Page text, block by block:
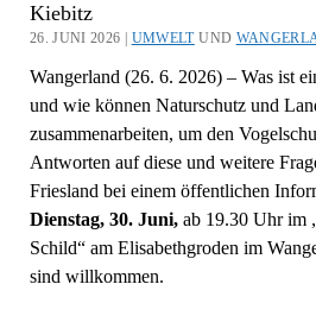
Kiebitz
26. JUNI 2026 | UMWELTUND
Wangerland (26. 6. 2026) – Was ist
und wie können Naturschutz und
zusammenarbeiten, um den
Antworten auf diese und weitere
Friesland bei einem öffentlichen
Dienstag, 30. Juni,ab 19.30 Uhr im
Schild“ am Elisabethgroden im
sind willkommen.